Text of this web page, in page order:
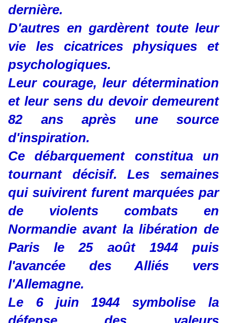
dernière.
D'autres en gardèrent toute leur
vie les cicatrices physiques et
psychologiques.
Leur courage, leur détermination
et leur sens du devoir demeurent
82 ans après une source
d'inspiration.
Ce débarquement constitua un
tournant décisif. Les semaines
qui suivirent furent marquées par
de violents combats en
Normandie avant la libération de
Paris le 25 août 1944 puis
l'avancée des Alliés vers
l'Allemagne.
Le 6 juin 1944 symbolise la